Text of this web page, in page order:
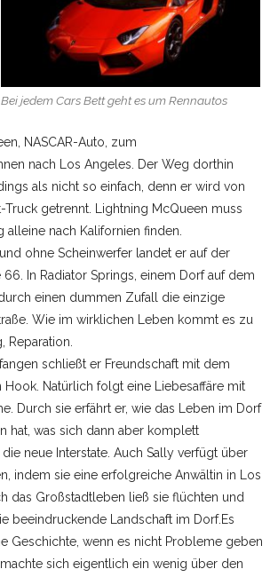
Bei jedem Cars Bett geht es um Rennautos
NASCAR-Auto, zum
nach Los Angeles. Der Weg dorthin
als nicht so einfach, denn er wird von
Truck getrennt. Lightning McQueen muss
alleine nach Kalifornien finden.
ohne Scheinwerfer landet er auf der
In Radiator Springs, einem Dorf auf dem
einen dummen Zufall die einzige
Wie im wirklichen Leben kommt es zu
Reparation.
schließt er Freundschaft mit dem
Natürlich folgt eine Liebesaffäre mit
Durch sie erfährt er, wie das Leben im Dorf
hat, was sich dann aber komplett
neue Interstate. Auch Sally verfügt über
indem sie eine erfolgreiche Anwältin in Los
das Großstadtleben ließ sie flüchten und
beeindruckende Landschaft im Dorf.Es
Geschichte, wenn es nicht Probleme geben
sich eigentlich ein wenig über den